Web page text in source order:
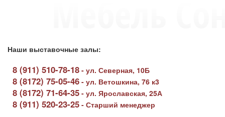
Наши выставочные залы:
8 (911) 510-78-18 - ул. Северная, 10Б
8 (8172) 75-05-46 - ул. Ветошкина, 76 к3
8 (8172) 71-64-35 - ул. Ярославская, 25А
8 (911) 520-23-25 - Старший менеджер